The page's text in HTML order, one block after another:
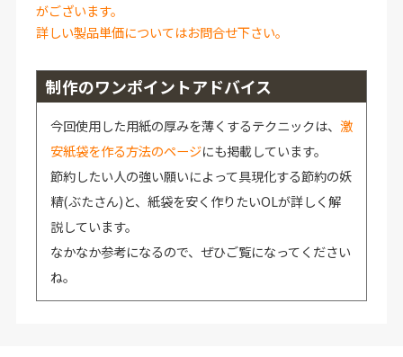
がございます。
詳しい製品単価についてはお問合せ下さい。
制作のワンポイントアドバイス
今回使用した用紙の厚みを薄くするテクニックは、 激
安紙袋を作る方法のページにも掲載しています。
節約したい人の強い願いによって具現化する節約の妖
精(ぶたさん)と、紙袋を安く作りたいOLが詳しく解
説しています。
なかなか参考になるので、ぜひご覧になってください
ね。